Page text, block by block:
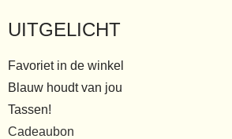
UITGELICHT
Favoriet in de winkel
Blauw houdt van jou
Tassen!
Cadeaubon